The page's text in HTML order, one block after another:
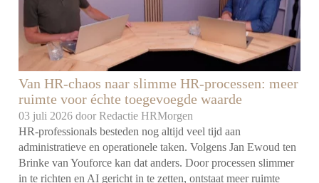
Van HR-chaos naar slimme HR-processen: meer
ruimte voor échte toegevoegde waarde
03 juli 2026 doorRedactie HRMorgen
HR-professionals besteden nog altijd veel tijd aan
administratieve en operationele taken. Volgens Jan Ewoud ten
Brinke van Youforce kan dat anders. Door processen slimmer
in te richten en AI gericht in te zetten, ontstaat meer ruimte